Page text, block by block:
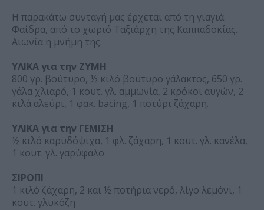
Η παρακάτω συνταγή μας έρχεται από τη γιαγιά
Φαίδρα, από το χωριό Ταξιάρχη της Καππαδοκίας.
Αιωνία η μνήμη της.
ΥΛΙΚΑ για την ΖΥΜΗ
800 γρ. βούτυρο, ½ κιλό βούτυρο γάλακτος, 650 γρ.
γάλα χλιαρό, 1 κουτ. γλ. αμμωνία, 2 κρόκοι αυγών, 2
κιλά αλεύρι, 1 φακ. bacing, 1 ποτύρι ζάχαρη.
ΥΛΙΚΑ για την ΓΕΜΙΣΗ
½ κιλό καρυδόψιχα, 1 φλ. ζάχαρη, 1 κουτ. γλ. κανέλα,
1 κουτ. γλ. γαρύφαλο
ΣΙΡΟΠΙ
1 κιλό ζάχαρη, 2 και ½ ποτήρια νερό, λίγο λεμόνι, 1
κουτ. γλυκόζη